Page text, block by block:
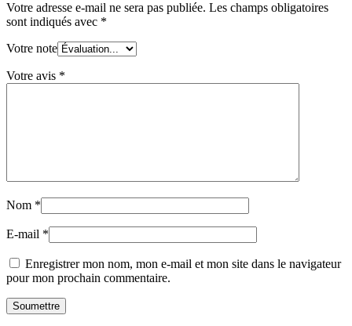
Votre adresse e-mail ne sera pas publiée. Les champs obligatoires
sont indiqués avec *
Votre note
Votre avis *
Nom *
E-mail *
Enregistrer mon nom, mon e-mail et mon site dans le navigateur
pour mon prochain commentaire.